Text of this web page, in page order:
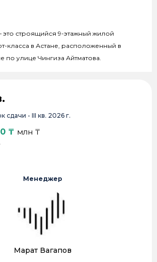
это строящийся 9-этажный жилой
класса в Астане, расположенный в
по улице Чингиза Айтматова.
сдачи - III кв. 2026 г.
₸ млн ₸
Менеджер
Марат Вагапов